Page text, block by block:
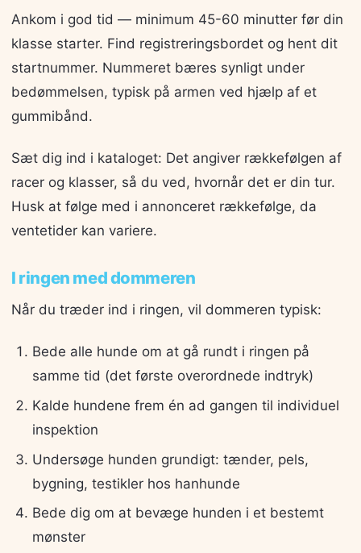
Ankom i god tid — minimum 45-60 minutter før din
klasse starter. Find registreringsbordet og hent dit
startnummer. Nummeret bæres synligt under
bedømmelsen, typisk på armen ved hjælp af et
gummibånd.
Sæt dig ind i kataloget: Det angiver rækkefølgen af
racer og klasser, så du ved, hvornår det er din tur.
Husk at følge med i annonceret rækkefølge, da
ventetider kan variere.
I ringen med dommeren
Når du træder ind i ringen, vil dommeren typisk:
Bede alle hunde om at gå rundt i ringen på
samme tid (det første overordnede indtryk)
Kalde hundene frem én ad gangen til individuel
inspektion
Undersøge hunden grundigt: tænder, pels,
bygning, testikler hos hanhunde
Bede dig om at bevæge hunden i et bestemt
mønster